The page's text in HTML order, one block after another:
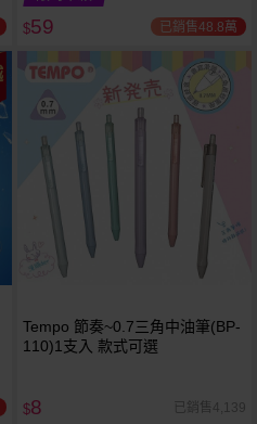
$59 已銷售48.8萬
Tempo 節奏~0.7三角中油筆(BP-
110)1支入 款式可選
$8 已銷售4,139